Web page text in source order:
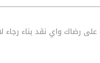
رضاك واي نقد بناء رجاء